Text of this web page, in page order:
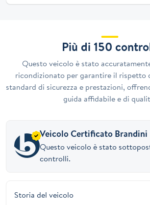
Più di 150
Questo veicolo è stato
ricondizionato per garantire il rispetto
standard di sicurezza e prestazioni,
guida affidabile e di
Veicolo Certificato Brandini
Questo veicolo è stato
controlli.
Storia del veicolo